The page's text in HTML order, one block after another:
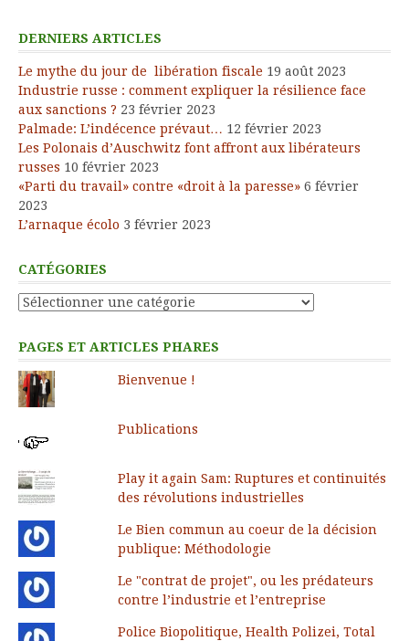
DERNIERS ARTICLES
Le mythe du jour de libération fiscale 19 août 2023
Industrie russe : comment expliquer la résilience face
aux sanctions ? 23 février 2023
Palmade: L’indécence prévaut… 12 février 2023
Les Polonais d’Auschwitz font affront aux libérateurs
russes 10 février 2023
«Parti du travail» contre «droit à la paresse» 6 février
2023
L’arnaque écolo 3 février 2023
CATÉGORIES
Catégories
PAGES ET ARTICLES PHARES
Bienvenue !
Publications
Play it again Sam: Ruptures et continuités
des révolutions industrielles
Le Bien commun au coeur de la décision
publique: Méthodologie
Le "contrat de projet", ou les prédateurs
contre l’industrie et l’entreprise
Police Biopolitique, Health Polizei, Total